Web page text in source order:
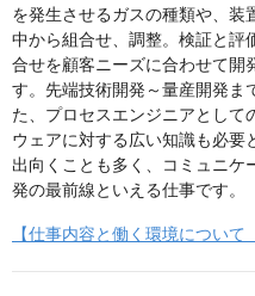
を発生させるガスの種類や、装
中から組合せ、調整。検証と評
合せを顧客ニーズに合わせて開
す。先端技術開発～量産開発ま
た、プロセスエンジニアとして
ウェアに対する広い知識も必要
出向くことも多く、コミュニケ
発の最前線といえる仕事です。
【仕事内容と働く環境につい